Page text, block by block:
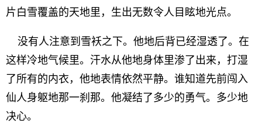
片白雪覆盖的天地里，生出无数令人目眩地光点。
没有人注意到雪袄之下。他地后背已经湿透了。在
这样冷地气候里。汗水从他地身体里渗了出来，打湿
了所有的内衣，他地表情依然平静。谁知道先前闯入
仙人身躯地那一刹那。他凝结了多少的勇气。多少地
决心。